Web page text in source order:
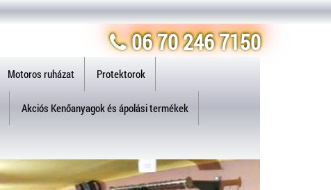
06 70 246 7150
Motoros ruházat Protektorok
Akciós Kenőanyagok és ápolási termékek